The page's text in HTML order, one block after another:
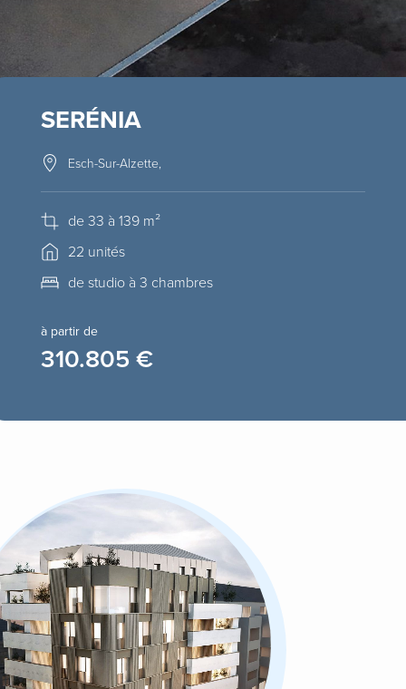
SERÉNIA
Esch-Sur-Alzette,
de 33 à 139 m²
22 unités
de studio à 3 chambres
à partir de
310.805 €